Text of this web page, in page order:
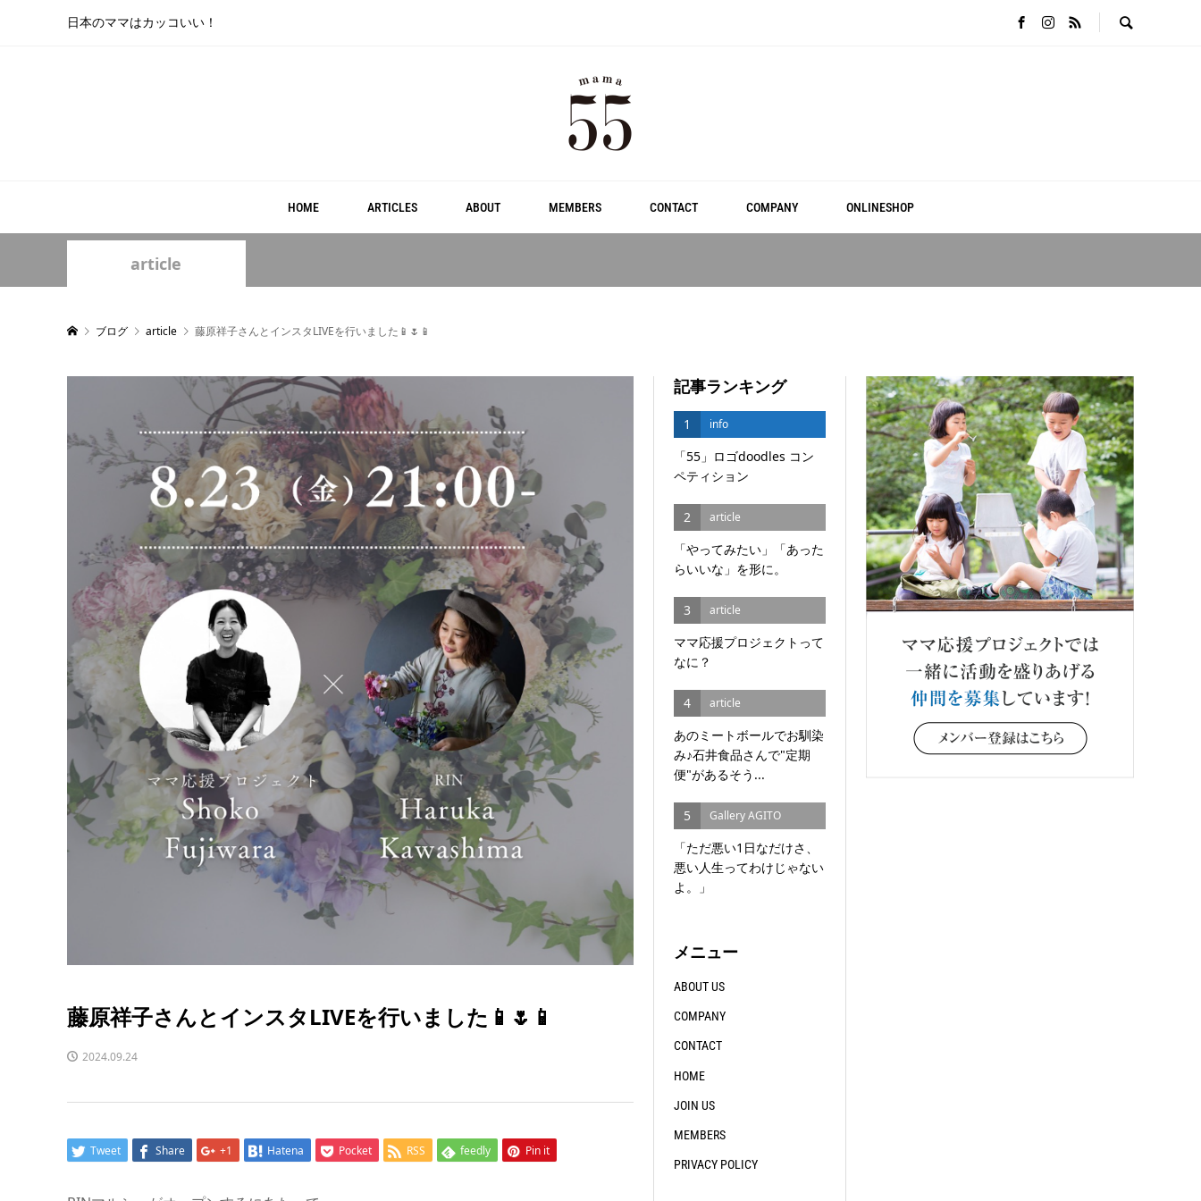
日本のママはカッコいい！
HOME ARTICLES ABOUT MEMBERS CONTACT COMPANY ONLINESHOP
article
ブログ article 藤原祥子さんとインスタLIVEを行いました📱🌷📱
藤原祥子さんとインスタLIVEを行いました📱🌷📱
2024.09.24
Tweet Share +1 Hatena Pocket RSS feedly Pin it
記事ランキング
1 info
「55」ロゴdoodles コン
ペティション
2 article
「やってみたい」「あった
らいいな」を形に。
3 article
ママ応援プロジェクトって
なに？
4 article
あのミートボールでお馴染
み♪石井食品さんで"定期
便"があるそう...
5 Gallery AGITO
「ただ悪い1日なだけさ、
悪い人生ってわけじゃない
よ。」
メニュー
ABOUT US
COMPANY
CONTACT
HOME
JOIN US
MEMBERS
PRIVACY POLICY